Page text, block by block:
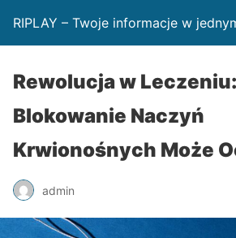
RIPLAY – Twoje informacje w
Rewolucja w
Blokowanie Naczyń
Krwionośnych Może
admin